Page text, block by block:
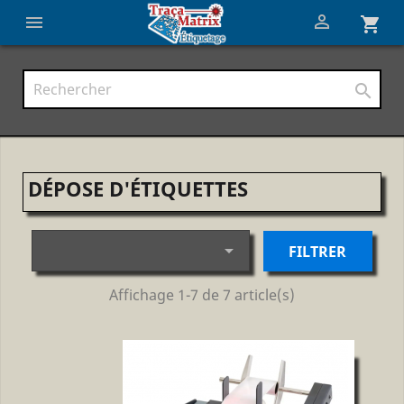
 shopping_cart


DÉPOSE D'ÉTIQUETTES
 FILTRER
Affichage 1-7 de 7 article(s)